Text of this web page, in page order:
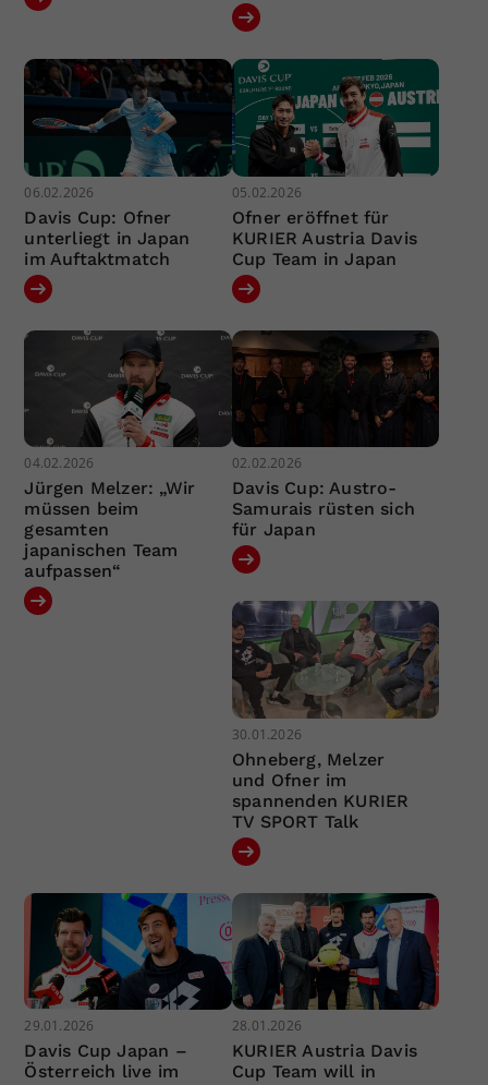
06.02.2026
Davis Cup: Ofner
unterliegt in Japan
im Auftaktmatch
05.02.2026
Ofner eröffnet für
KURIER Austria Davis
Cup Team in Japan
04.02.2026
Jürgen Melzer: „Wir
müssen beim
gesamten
japanischen Team
aufpassen“
02.02.2026
Davis Cup: Austro-
Samurais rüsten sich
für Japan
30.01.2026
Ohneberg, Melzer
und Ofner im
spannenden KURIER
TV SPORT Talk
29.01.2026
Davis Cup Japan –
Österreich live im
28.01.2026
KURIER Austria Davis
Cup Team will in